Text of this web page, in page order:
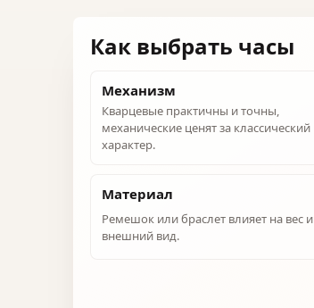
Как выбрать часы
Механизм
Кварцевые практичны и точны,
механические ценят за классический
характер.
Материал
Ремешок или браслет влияет на вес и
внешний вид.